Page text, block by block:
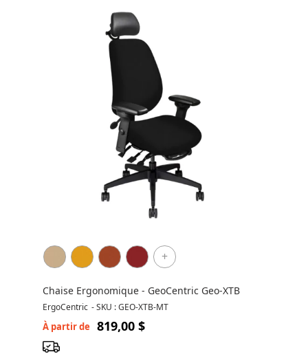
+
Chaise Ergonomique - GeoCentric Geo-XTB
ErgoCentric -SKU : GEO-XTB-MT
À partir de 819,00 $